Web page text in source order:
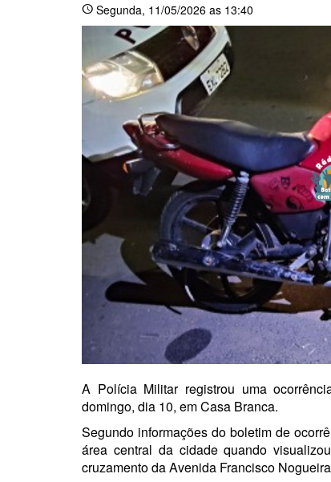
schedule Segunda, 11/05/2026 as 13:40
A Polícia Militar registrou uma
domingo, dia 10, emCasa Branca.
Segundo informações do boletim de
área central da cidade quando
cruzamento da Avenida Francisco